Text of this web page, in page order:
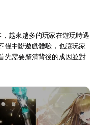
越來越多的玩家在遊玩時遇
僅中斷遊戲體驗，也讓玩家
先需要釐清背後的成因並對